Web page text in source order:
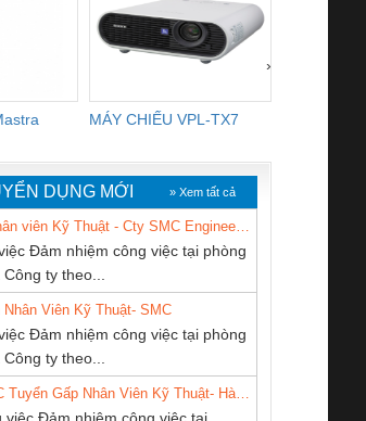
MÁY CHIẾU VPL-TX7
›
Bộ giám sát chuỗi
tấm pin
16I+
L (2433950000)
Bộ giám sát dòng
TRANSCLINIC 16I+
(2008130000)
CÔNG TY CỔ
PHẦN TỰ ĐỘNG
TIẾN HƯNG
CÔNG TY TNHH
SUPPLY
DỤNG MỚI » Xem tất cả
Đảm nhiệm công việc tại phòng
ty theo...
Nhân Viên Kỹ Thuật- SMC
Đảm nhiệm công việc tại phòng
ty theo...
việc Đảm nhiệm công việc tại